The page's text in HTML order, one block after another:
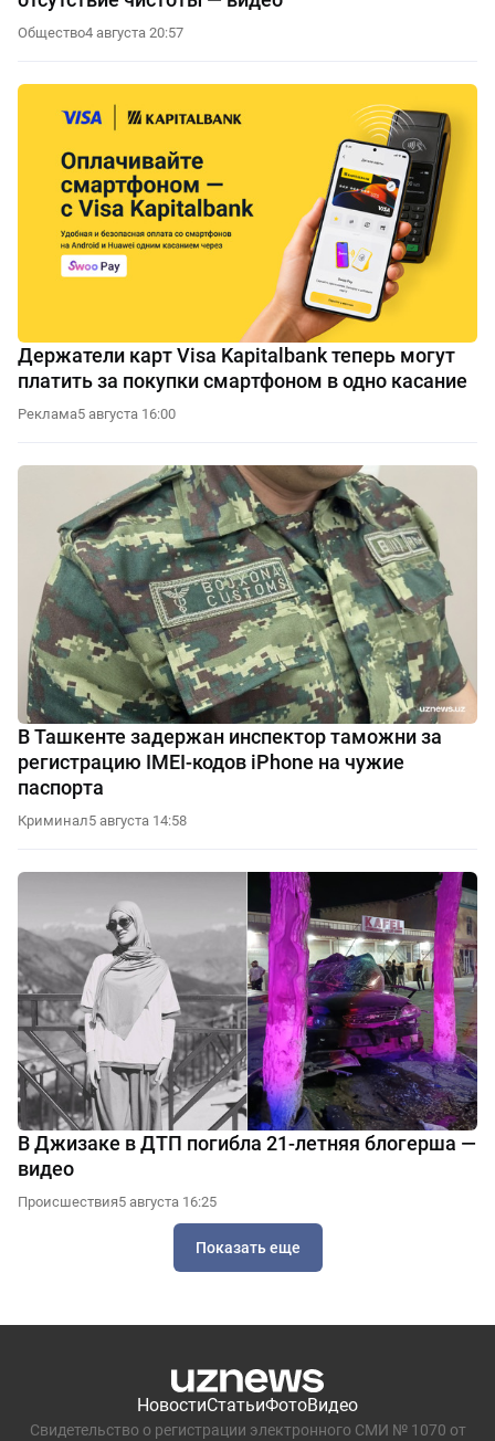
Общество4 августа 20:57
Держатели карт Visa Kapitalbank теперь могут
платить за покупки смартфоном в одно касание
Реклама5 августа 16:00
В Ташкенте задержан инспектор таможни за
регистрацию IMEI-кодов iPhone на чужие
паспорта
Криминал5 августа 14:58
В Джизаке в ДТП погибла 21-летняя блогерша —
видео
Происшествия5 августа 16:25
Показать еще
НовостиСтатьиФотоВидео
Свидетельство о регистрации электронного СМИ № 1070 от